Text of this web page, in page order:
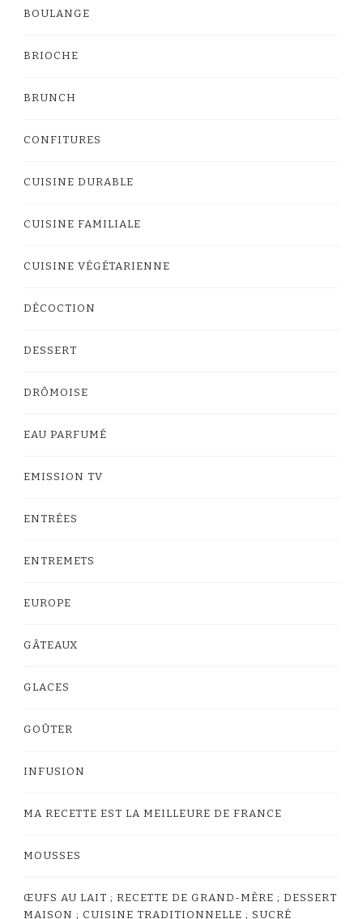
BOULANGE
BRIOCHE
BRUNCH
CONFITURES
CUISINE DURABLE
CUISINE FAMILIALE
CUISINE VÉGÉTARIENNE
DÉCOCTION
DESSERT
DRÔMOISE
EAU PARFUMÉ
EMISSION TV
ENTRÉES
ENTREMETS
EUROPE
GÂTEAUX
GLACES
GOÛTER
INFUSION
MA RECETTE EST LA MEILLEURE DE FRANCE
MOUSSES
ŒUFS AU LAIT ; RECETTE DE GRAND-MÈRE ; DESSERT
MAISON ; CUISINE TRADITIONNELLE ; SUCRÉ